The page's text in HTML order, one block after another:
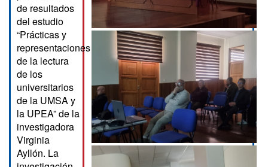
de resultados
del estudio
“Prácticas y
representaciones
de la lectura
de los
universitarios
de la UMSA y
la UPEA” de la
investigadora
Virginia
Ayllón. La